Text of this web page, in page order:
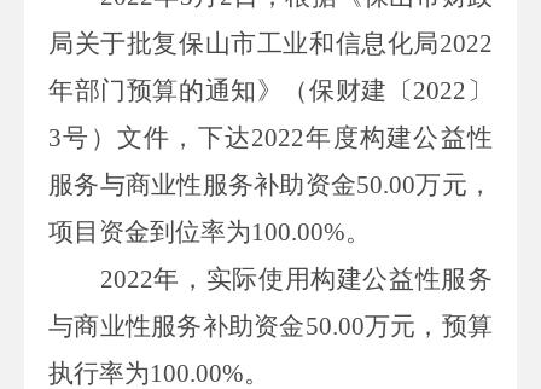
局关于批复保山市工业和信息化局2022
年部门预算的通知》（保财建〔2022 〕
3号）文件，下达2022年度构建公益性
服务与商业性服务补助资金50.00万元，
项目资金到位率为100.00%。
2022年，实际使用构建公益性服务
与商业性服务补助资金50.00万元 ，预算
执行率为100.00%。